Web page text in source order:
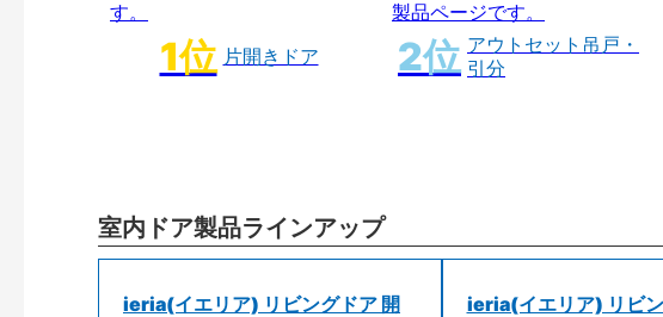
片開きドア
アウトセット吊戸・
引分
室内ドア製品ラインアップ
ieria(イエリア) リビングドア 開
ieria(イエリア) リビ